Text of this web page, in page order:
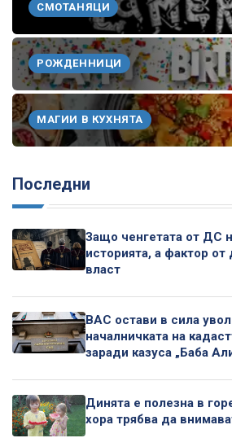
СМОТАНЯЦИ
РОЖДЕННИЦИ
МАГИИ В КУХНЯТА
Последни
Защо ченгетата от ДС
историята, а фактор
власт
ВАС остави в сила
началничката на
заради казуса „Баба
Динята е полезна в
хора трябва да